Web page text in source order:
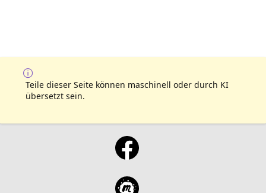
Teile dieser Seite können maschinell oder durch KI
übersetzt sein.